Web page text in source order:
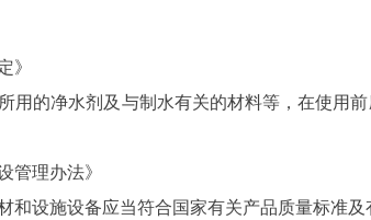
》
用的净水剂及与制水有关的材料等，在使用
管理办法》
和设施设备应当符合国家有关产品质量标准及